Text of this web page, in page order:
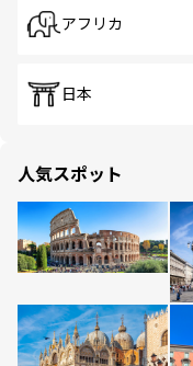
アフリカ
日本
人気スポット